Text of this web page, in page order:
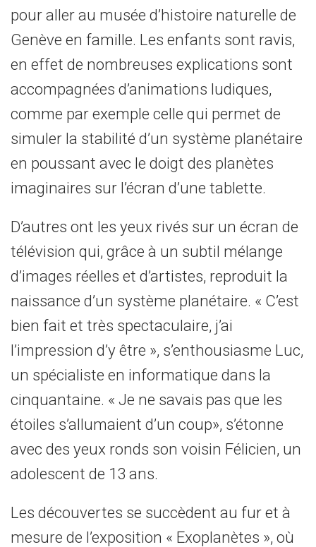
pour aller au musée d’histoire naturelle de
Genève en famille. Les enfants sont ravis,
en effet de nombreuses explications sont
accompagnées d’animations ludiques,
comme par exemple celle qui permet de
simuler la stabilité d’un système planétaire
en poussant avec le doigt des planètes
imaginaires sur l’écran d’une tablette.
D’autres ont les yeux rivés sur un écran de
télévision qui, grâce à un subtil mélange
d’images réelles et d’artistes, reproduit la
naissance d’un système planétaire. « C’est
bien fait et très spectaculaire, j’ai
l’impression d’y être », s’enthousiasme Luc,
un spécialiste en informatique dans la
cinquantaine. « Je ne savais pas que les
étoiles s’allumaient d’un coup», s’étonne
avec des yeux ronds son voisin Félicien, un
adolescent de 13 ans.
Les découvertes se succèdent au fur et à
mesure de l’exposition « Exoplanètes », où